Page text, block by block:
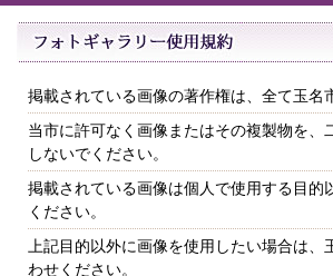
掲載されている画像の著作権は、全て玉名
当市に許可なく画像またはその複製物を、
しないでください。
掲載されている画像は個人で使用する目的
ください。
上記目的以外に画像を使用したい場合は、
わせください。